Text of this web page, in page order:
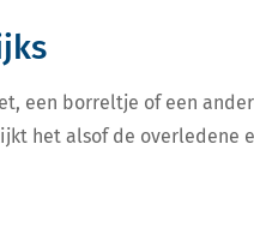
een borreltje of een
het alsof de overledene